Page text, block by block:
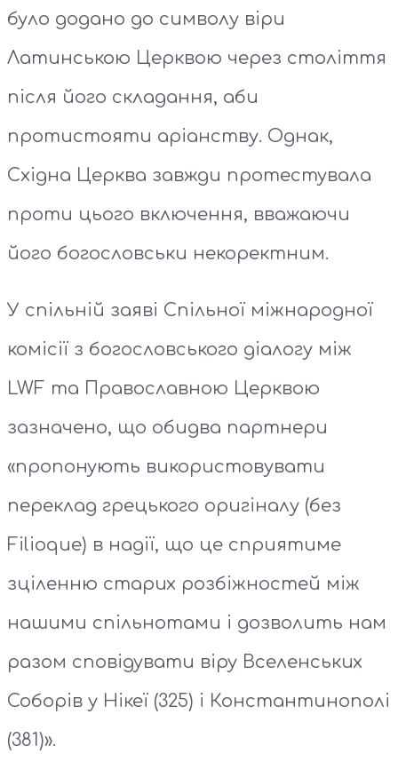
було додано до символу віри
Латинською Церквою через століття
після його складання, аби
протистояти аріанству. Однак,
Східна Церква завжди протестувала
проти цього включення, вважаючи
його богословськи некоректним.
У спільній заяві Спільної міжнародної
комісії з богословського діалогу між
LWF та Православною Церквою
зазначено, що обидва партнери
«пропонують використовувати
переклад грецького оригіналу (без
Filioque) в надії, що це сприятиме
зціленню старих розбіжностей між
нашими спільнотами і дозволить нам
разом сповідувати віру Вселенських
Соборів у Нікеї (325) і Константинополі
(381)».